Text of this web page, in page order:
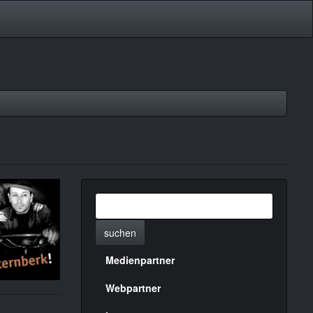
suchen
Menülinks
rechte
Medienpartner
Webpartner